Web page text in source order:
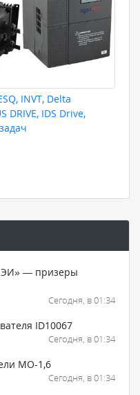
INVT, Delta
DRIVE, IDS Drive,
— призеры
Сегодня, в 01:34
ID10067
Сегодня, в 01:34
МО-1,6
Сегодня, в 01:34